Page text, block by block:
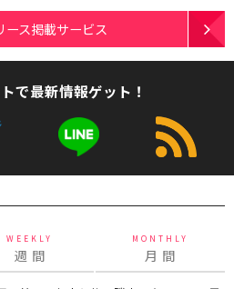
ース掲載サービス
で最新情報ゲット！
WEEKLY
週 間
MONTHLY
月 間